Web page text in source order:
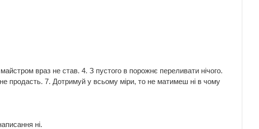
враз не став. 4. З пустого в порожнє переливати нічого.
продасть. 7. Дотримуй у всьому міри, то не матимеш ні в чому
ні.